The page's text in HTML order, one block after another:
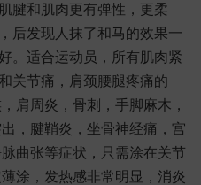
腱和肌肉更有弹性，更柔
后发现人抹了和马的效果一
。适合运动员，所有肌肉紧
关节痛，肩颈腰腿疼痛的
肩周炎，骨刺，手脚麻木，
，腱鞘炎，坐骨神经痛，宫
曲张等症状，只需涂在关节
涂，发热感非常明显，消炎